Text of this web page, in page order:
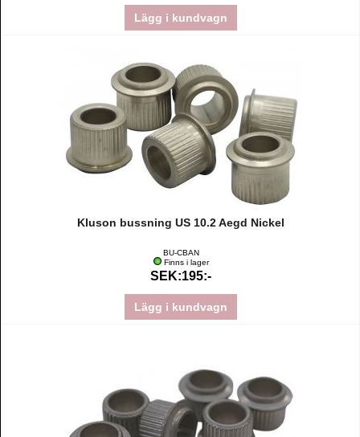
Lägg i kundvagn
Kluson bussning US 10.2 Aegd Nickel
BU-CBAN
Finns i lager
SEK:195:-
Lägg i kundvagn